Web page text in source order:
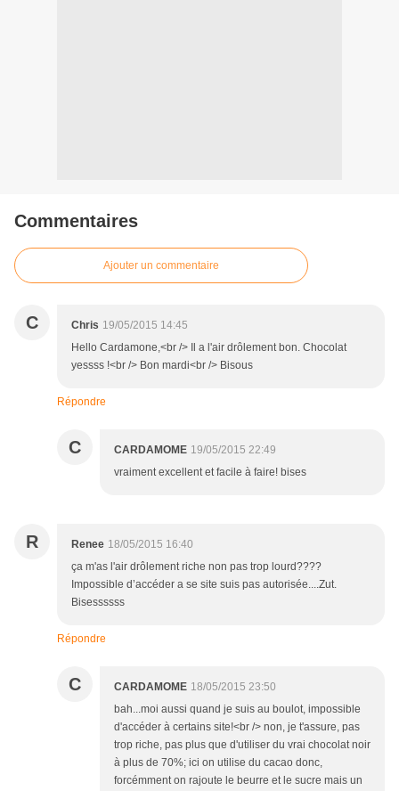
Commentaires
Ajouter un commentaire
C Chris 19/05/2015 14:45
Hello Cardamone,<br /> Il a l'air drôlement bon. Chocolat
yessss !<br /> Bon mardi<br /> Bisous
Répondre
C CARDAMOME 19/05/2015 22:49
vraiment excellent et facile à faire! bises
R Renee 18/05/2015 16:40
ça m'as l'air drôlement riche non pas trop lourd????
Impossible d’accéder a se site suis pas autorisée....Zut.
Bisessssss
Répondre
C CARDAMOME 18/05/2015 23:50
bah...moi aussi quand je suis au boulot, impossible
d'accéder à certains site!<br /> non, je t'assure, pas
trop riche, pas plus que d'utiliser du vrai chocolat noir
à plus de 70%; ici on utilise du cacao donc,
forcémment on rajoute le beurre et le sucre mais un